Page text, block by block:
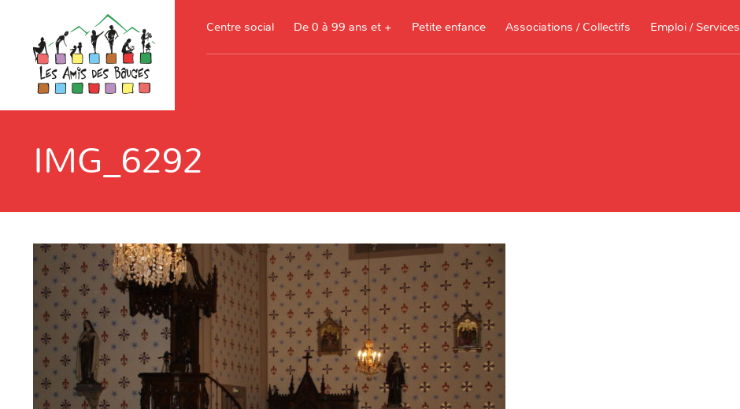
Centre social De 0 à 99 ans et + Petite enfance Associations / Collectifs Emploi / Services
IMG_6292